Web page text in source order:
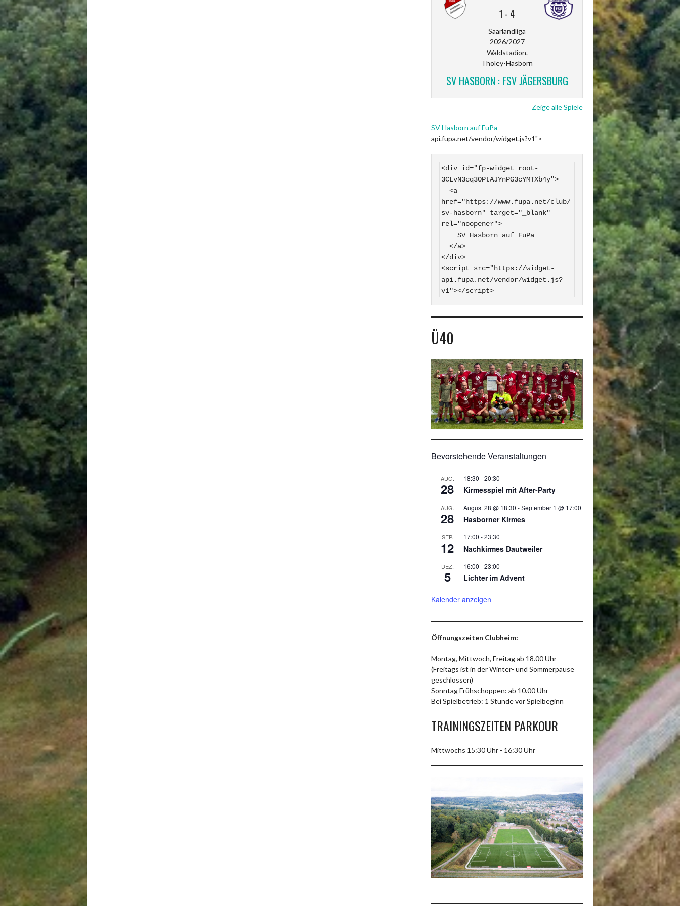
1 - 4
Saarlandliga
2026/2027
Waldstadion.
Tholey-Hasborn
SV HASBORN : FSV JÄGERSBURG
Zeige alle Spiele
SV Hasborn auf FuPa
api.fupa.net/vendor/widget.js?v1">
<div id="fp-widget_root-
3CLvN3cq3OPtAJYnPG3cYMTXb4y">
href="https://www.fupa.net/club/
sv-hasborn" target="_blank"
rel="noopener">
</div>
<script src="https://widget-
api.fupa.net/vendor/widget.js?
v1"></script>
Ü40
Bevorstehende Veranstaltungen
AUG.
28
18:30 -20:30
Kirmesspiel mit After-Party
AUG.
28
August 28 @ 18:30 -September 1 @ 17:00
Hasborner Kirmes
SEP.
12
17:00 -23:30
Nachkirmes Dautweiler
DEZ.
5
16:00 -23:00
Lichter im Advent
Kalender anzeigen
Öffnungszeiten Clubheim:
Montag, Mittwoch, Freitag ab 18.00 Uhr
(Freitags ist in der Winter- und Sommerpause
geschlossen)
Sonntag Frühschoppen: ab 10.00 Uhr
Bei Spielbetrieb: 1 Stunde vor Spielbeginn
TRAININGSZEITEN PARKOUR
Mittwochs 15:30 Uhr - 16:30 Uhr